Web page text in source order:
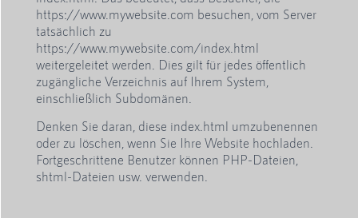
https://www.mywebsite.com besuchen, vom Server
tatsächlich zu
https://www.mywebsite.com/index.html
weitergeleitet werden. Dies gilt für jedes öffentlich
zugängliche Verzeichnis auf Ihrem System,
einschließlich Subdomänen.
Denken Sie daran, diese index.html umzubenennen
oder zu löschen, wenn Sie Ihre Website hochladen.
Fortgeschrittene Benutzer können PHP-Dateien,
shtml-Dateien usw. verwenden.